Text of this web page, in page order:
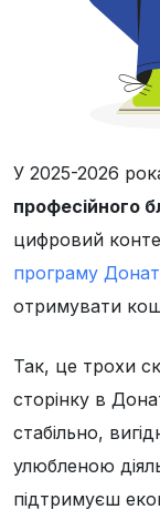
У 2025-2026
професійного
цифровий
програму
отримувати
Так, це трохи
сторінку в
стабільно,
улюбленою
підтримуєш